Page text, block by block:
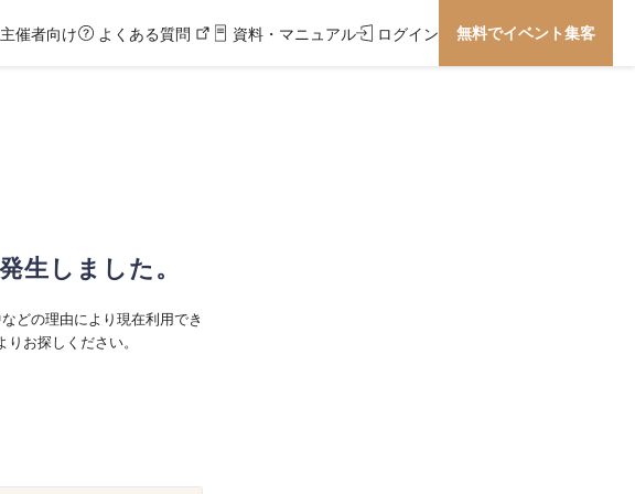
催者向け よくある質問 資料・マニュアル ログイン 無料でイベント集客
生しました。
どの理由により現在利用でき
お探しください。